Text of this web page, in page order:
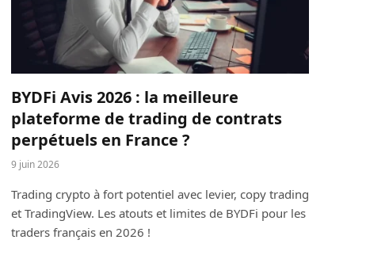
BYDFi Avis 2026 : la meilleure
plateforme de trading de contrats
perpétuels en France ?
9 juin 2026
Trading crypto à fort potentiel avec levier, copy trading
et TradingView. Les atouts et limites de BYDFi pour les
traders français en 2026 !